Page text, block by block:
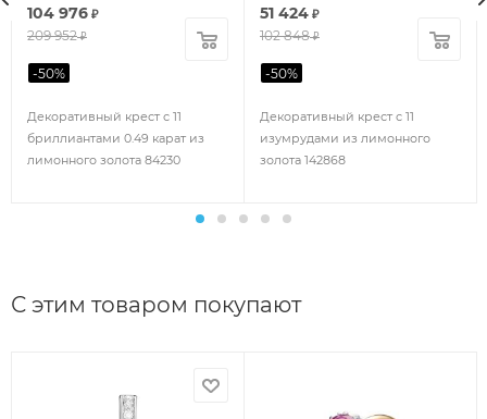
Декоративный крест с 11
бриллиантами 0.49 карат из
лимонного золота 84230
104 976 ₽
209 952₽
-50%
Декоративный крест с 11
изумрудами из лимонного
золота 142868
51 424 ₽
102 848₽
-50%
С этим товаром покупают